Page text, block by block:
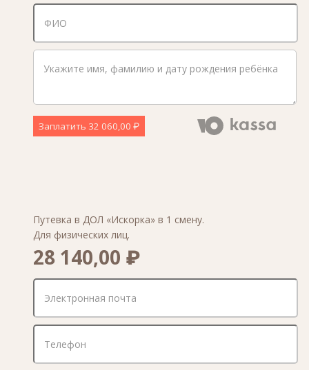
Заплатить 32 060,00 ₽
Путевка в ДОЛ «Искорка» в 1 смену.
Для физических лиц.
28 140,00 ₽